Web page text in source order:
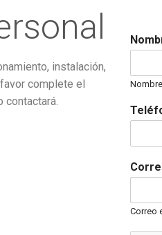
instalación,
complete el
contactará.
Nombre
Correo